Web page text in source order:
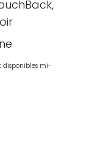
disponibles mi-